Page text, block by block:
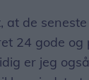
at de
24 gode og
er jeg